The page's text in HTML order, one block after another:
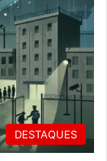
DESTAQUES